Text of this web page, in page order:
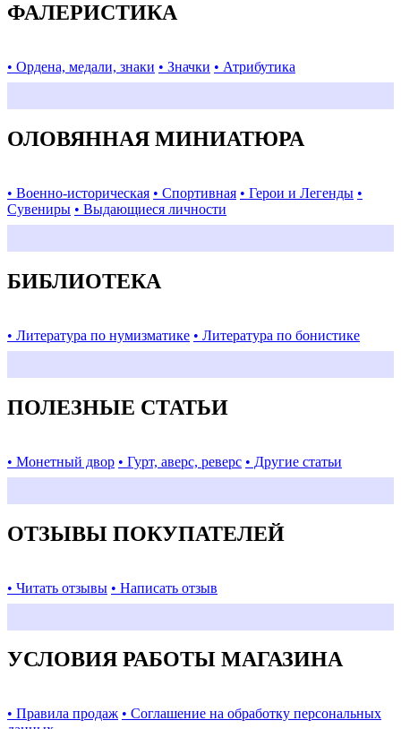
ФАЛЕРИСТИКА
• Ордена, медали, знаки • Значки • Атрибутика
ОЛОВЯННАЯ МИНИАТЮРА
• Военно-историческая • Спортивная • Герои и Легенды •
Сувениры • Выдающиеся личности
БИБЛИОТЕКА
• Литература по нумизматике • Литература по бонистике
ПОЛЕЗНЫЕ СТАТЬИ
• Монетный двор • Гурт, аверс, реверс • Другие статьи
ОТЗЫВЫ ПОКУПАТЕЛЕЙ
• Читать отзывы • Написать отзыв
УСЛОВИЯ РАБОТЫ МАГАЗИНА
• Правила продаж • Соглашение на обработку персональных